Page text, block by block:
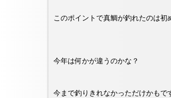
このポイントで真鯛が釣れたのは初
今年は何かが違うのかな？
今まで釣りきれなかっただけかもで